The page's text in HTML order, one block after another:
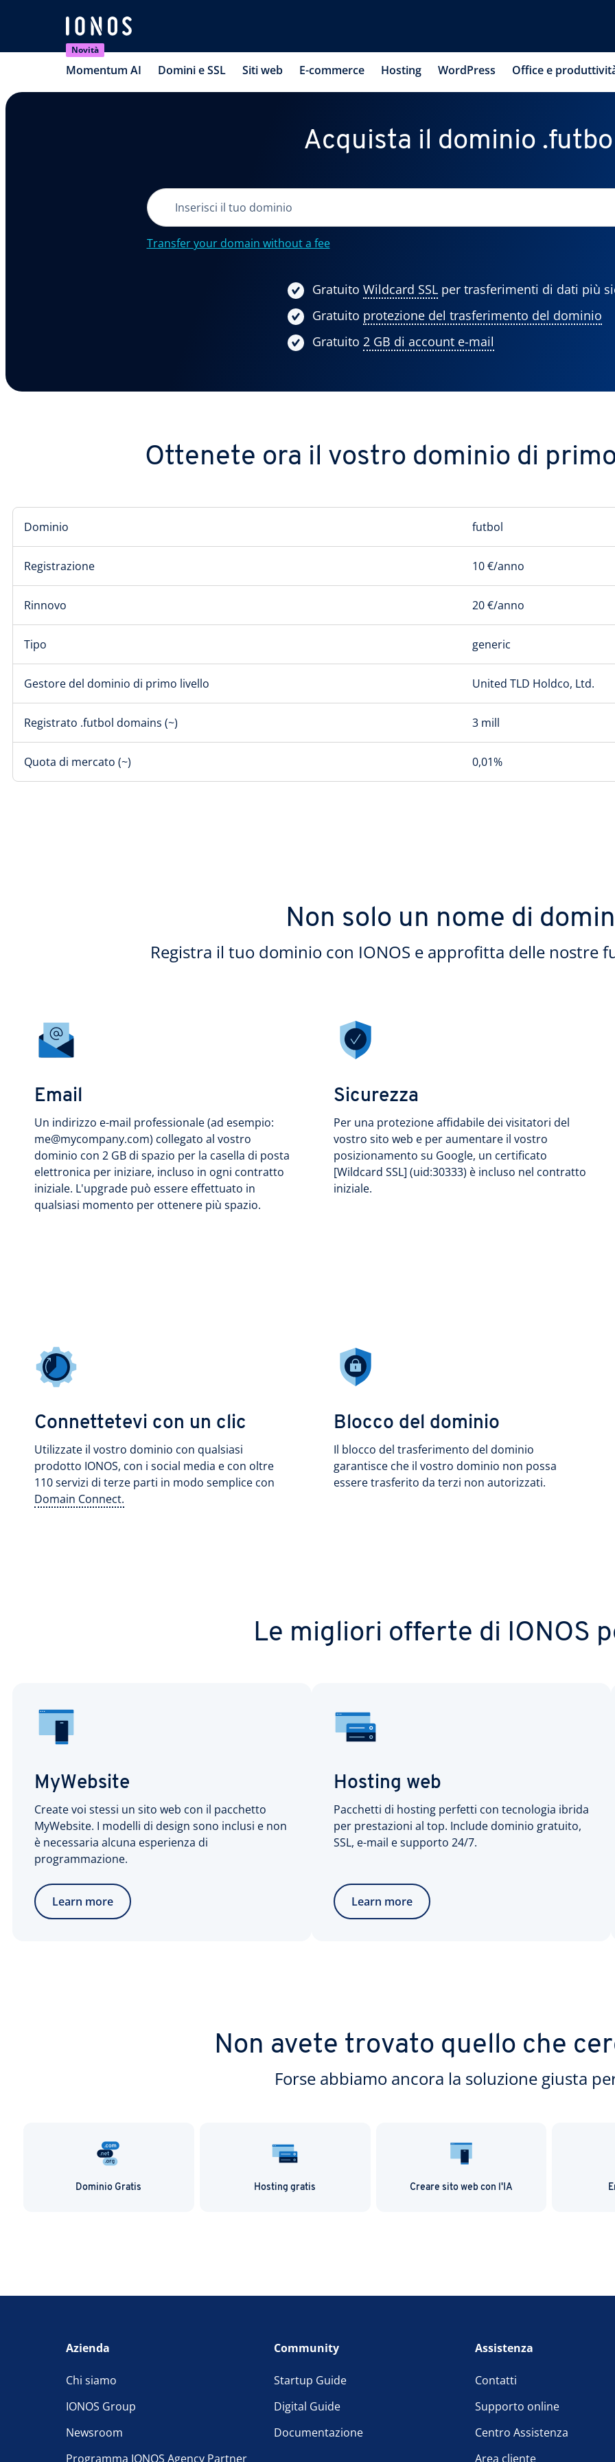
Novità
Momentum AI Domini e SSL Siti web E-commerce Hosting WordPress Office e
Acquista il dominio
Transfer your domain without a fee
Gratuito Wildcard SSLper trasferimenti di dati più
Gratuito protezione del trasferimento del dominio
Gratuito 2 GB di account e-mail
Ottenete ora il vostro dominio di
Dominio futbol
Registrazione 10 €/anno
Rinnovo 20 €/anno
Tipo generic
Gestore del dominio di primo livello United TLD Holdco, Ltd.
Registrato .futbol domains (~) 3 mill
Quota di mercato (~) 0,01%
Non solo un nome di
Registra il tuo dominio con IONOS e approfitta delle nostre
Email
Un indirizzo e-mail professionale (ad esempio:
me@mycompany.com) collegato al vostro
dominio con 2 GB di spazio per la casella di posta
elettronica per iniziare, incluso in ogni contratto
iniziale. L'upgrade può essere effettuato in
qualsiasi momento per ottenere più spazio.
Sicurezza
Per una protezione affidabile dei visitatori del
vostro sito web e per aumentare il vostro
posizionamento su Google, un certificato
[Wildcard SSL] (uid:30333) è incluso nel contratto
iniziale.
Connettetevi con un clic
Utilizzate il vostro dominio con qualsiasi
prodotto IONOS, con i social media e con oltre
110 servizi di terze parti in modo semplice con
Domain Connect.
Blocco del dominio
Il blocco del trasferimento del dominio
garantisce che il vostro dominio non possa
essere trasferito da terzi non autorizzati.
Le migliori offerte di IONOS
MyWebsite
Create voi stessi un sito web con il pacchetto
MyWebsite. I modelli di design sono inclusi e non
è necessaria alcuna esperienza di
programmazione.
Learn more
Hosting web
Pacchetti di hosting perfetti con tecnologia ibrida
per prestazioni al top. Include dominio gratuito,
SSL, e-mail e supporto 24/7.
Learn more
Non avete trovato quello che
Forse abbiamo ancora la soluzione giusta
Dominio Gratis Hosting gratis Creare sito web con l'IA
Azienda
Chi siamo
IONOS Group
Newsroom
Programma IONOS Agency Partner
Community
Startup Guide
Digital Guide
Documentazione
Assistenza
Contatti
Supporto online
Centro Assistenza
Area cliente